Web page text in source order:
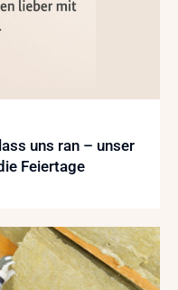
uns ran – unser
Feiertage